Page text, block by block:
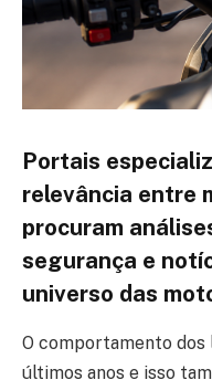
Portais
relevância entre
procuram
segurança e
universo das
O comportamento
últimos anos e isso